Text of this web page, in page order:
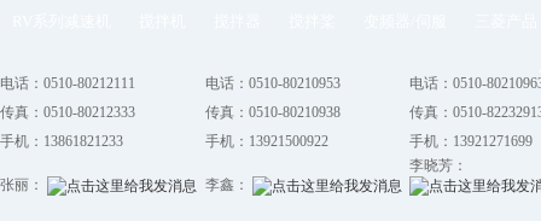
电话：0510-80212111 电话：0510-80210953
电话：0510-
传真：0510-80212333
传真：0510-80210938
传真：0510-
手机：13861821233
手机：13921500922 手机：13921271699
张丽： 李鑫：
李晓芳：